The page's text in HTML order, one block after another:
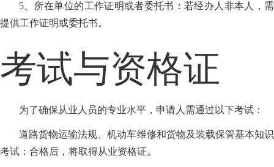
5、所在单位的工作证明或者委托书：若经办人非本人，需
提供工作证明或委托书。
考试与资格证
为了确保从业人员的专业水平，申请人需通过以下考试：
道路货物运输法规、机动车维修和货物及装载保管基本知识
考试：合格后，将取得从业资格证。